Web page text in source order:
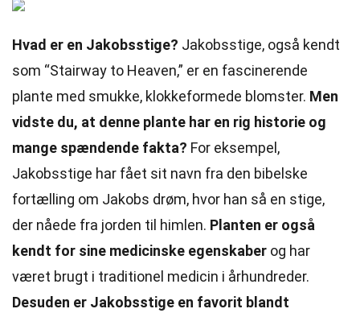
Hvad er en Jakobsstige? Jakobsstige, også kendt
som “Stairway to Heaven,” er en fascinerende
plante med smukke, klokkeformede blomster. Men
vidste du, at denne plante har en rig historie og
mange spændende fakta? For eksempel,
Jakobsstige har fået sit navn fra den bibelske
fortælling om Jakobs drøm, hvor han så en stige,
der nåede fra jorden til himlen. Planten er også
kendt for sine medicinske egenskaber og har
været brugt i traditionel medicin i århundreder.
Desuden er Jakobsstige en favorit blandt